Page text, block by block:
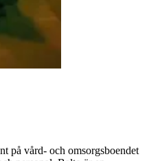
på vård- och omsorgsboendet